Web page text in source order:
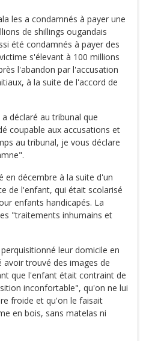
les a condamnés à payer une
de shillings ougandais
été condamnés à payer des
s'élevant à 100 millions
l'abandon par l'accusation
à la suite de l'accord de
déclaré au tribunal que
coupable aux accusations et
au tribunal, je vous déclare
en décembre à la suite d'un
de l'enfant, qui était scolarisé
enfants handicapés. La
"traitements inhumains et
leur domicile en
trouvé des images de
que l'enfant était contraint de
inconfortable", qu'on ne lui
froide et qu'on le faisait
en bois, sans matelas ni